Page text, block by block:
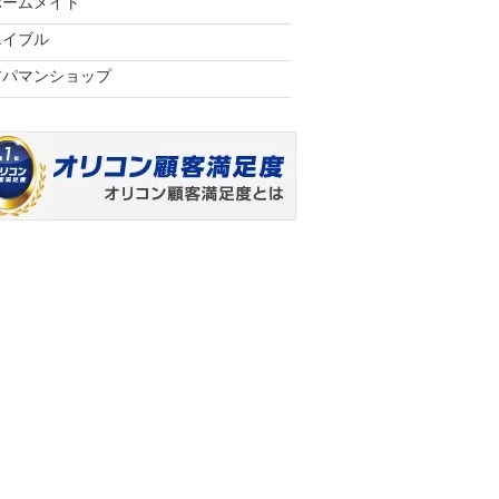
ブル
マンショップ